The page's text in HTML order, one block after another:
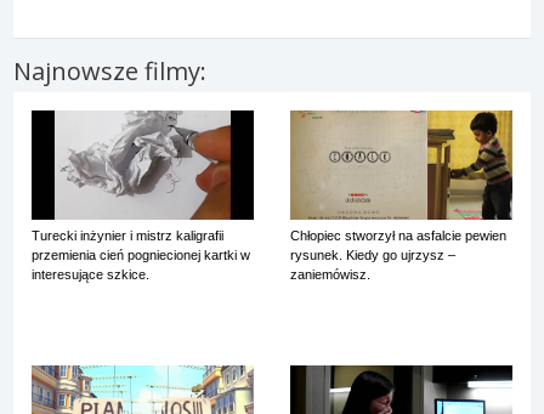
Najnowsze filmy:
Turecki inżynier i mistrz kaligrafii
przemienia cień pogniecionej kartki w
interesujące szkice.
Chłopiec stworzył na asfalcie pewien
rysunek. Kiedy go ujrzysz –
zaniemówisz.